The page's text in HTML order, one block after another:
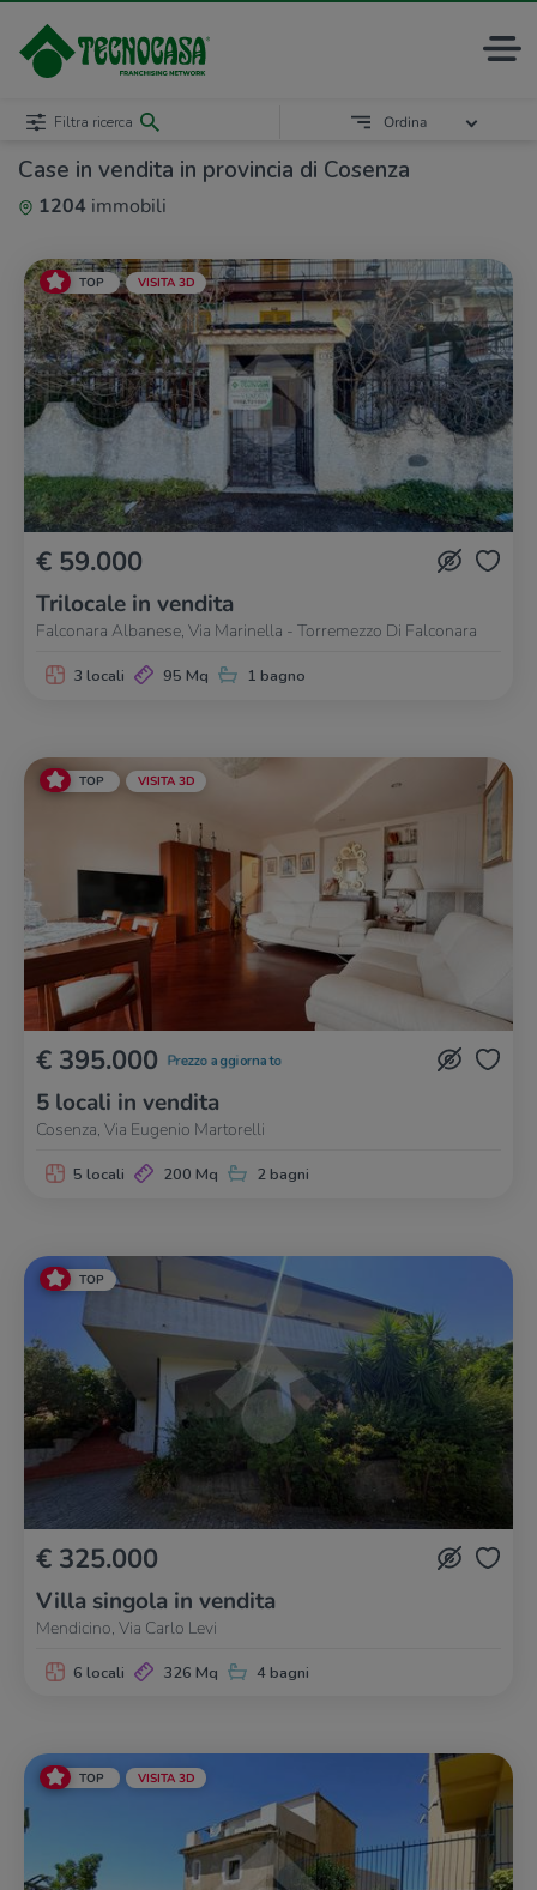
Case in vendita in provincia di Cosenza
1204 immobili
Filtra ricerca Ordina
TOP VISITA 3D
€ 59.000
Trilocale in vendita
Falconara Albanese, Via Marinella - Torremezzo Di Falconara
3 locali 95 Mq 1 bagno
TOP VISITA 3D
€ 395.000 Prezzo aggiornato
5 locali in vendita
Cosenza, Via Eugenio Martorelli
5 locali 200 Mq 2 bagni
TOP
€ 325.000
Villa singola in vendita
Mendicino, Via Carlo Levi
6 locali 326 Mq 4 bagni
TOP VISITA 3D